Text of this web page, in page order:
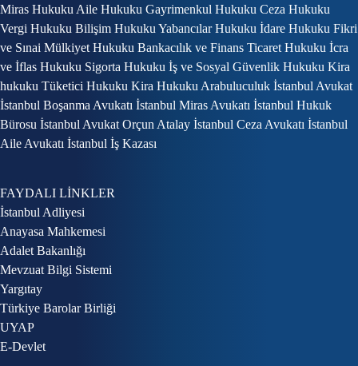
Miras Hukuku Aile Hukuku Gayrimenkul Hukuku Ceza Hukuku
Vergi Hukuku Bilişim Hukuku Yabancılar Hukuku İdare Hukuku Fikri
ve Sınai Mülkiyet Hukuku Bankacılık ve Finans Ticaret Hukuku İcra
ve İflas Hukuku Sigorta Hukuku İş ve Sosyal Güvenlik Hukuku Kira
hukuku Tüketici Hukuku Kira Hukuku Arabuluculuk İstanbul Avukat
İstanbul Boşanma Avukatı İstanbul Miras Avukatı İstanbul Hukuk
Bürosu İstanbul Avukat Orçun Atalay İstanbul Ceza Avukatı İstanbul
Aile Avukatı İstanbul İş Kazası
FAYDALI LİNKLER
İstanbul Adliyesi
Anayasa Mahkemesi
Adalet Bakanlığı
Mevzuat Bilgi Sistemi
Yargıtay
Türkiye Barolar Birliği
UYAP
E-Devlet